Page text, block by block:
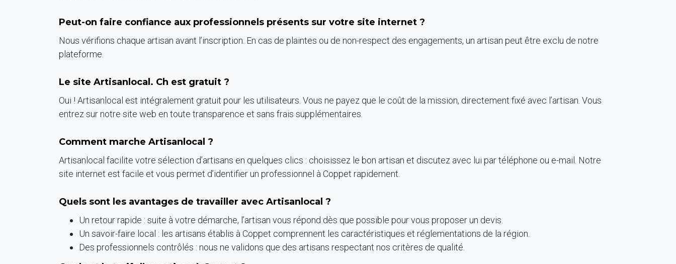
Peut-on faire confiance aux professionnels présents sur votre site internet ?
Nous vérifions chaque artisan avant l’inscription. En cas de plaintes ou de non-respect des engagements, un artisan peut être exclu de notre
plateforme.
Le site Artisanlocal. Ch est gratuit ?
Oui ! Artisanlocal est intégralement gratuit pour les utilisateurs. Vous ne payez que le coût de la mission, directement fixé avec l’artisan. Vous
entrez sur notre site web en toute transparence et sans frais supplémentaires.
Comment marche Artisanlocal ?
Artisanlocal facilite votre sélection d’artisans en quelques clics : choisissez le bon artisan et discutez avec lui par téléphone ou e-mail. Notre
site internet est facile et vous permet d’identifier un professionnel à Coppet rapidement.
Quels sont les avantages de travailler avec Artisanlocal ?
Un retour rapide : suite à votre démarche, l’artisan vous répond dès que possible pour vous proposer un devis.
Un savoir-faire local : les artisans établis à Coppet comprennent les caractéristiques et réglementations de la région.
Des professionnels contrôlés : nous ne validons que des artisans respectant nos critères de qualité.